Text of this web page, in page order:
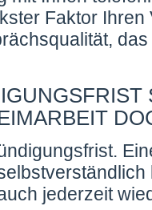
Faktor
jederzeit